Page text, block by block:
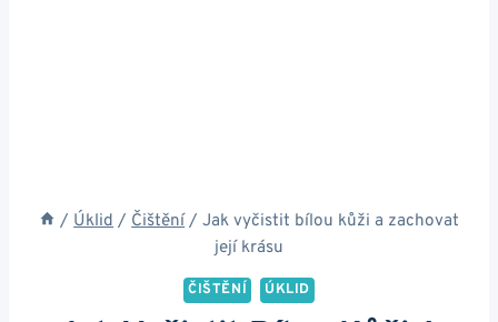
/ Úklid / Čištění / Jak vyčistit bílou kůži a zachovat
její krásu
ČIŠTĚNÍ ÚKLID